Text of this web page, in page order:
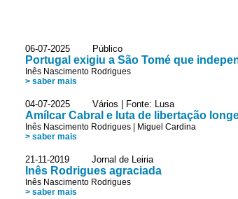
06-07-2025 Público
Portugal exigiu a São Tomé que
Inês Nascimento Rodrigues
> saber mais
04-07-2025 Vários | Fonte: Lusa
Amílcar Cabral e luta de libertação
Inês Nascimento Rodrigues
Miguel Cardina
> saber mais
21-11-2019 Jornal de Leiria
Inês Rodrigues agraciada
Inês Nascimento Rodrigues
> saber mais